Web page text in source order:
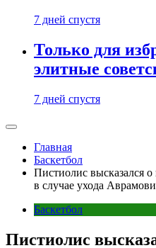
7 дней спустя
Только для
элитные
7 дней спустя
Главная
Баскетбол
Пистиолис высказался
в случае ухода
Баскетбол
Пистиолис